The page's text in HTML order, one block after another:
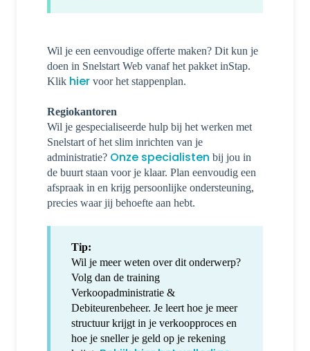
Wil je een eenvoudige offerte maken? Dit kun je
doen in Snelstart Web vanaf het pakket inStap.
Klik hier voor het stappenplan.
Regiokantoren
Wil je gespecialiseerde hulp bij het werken met
Snelstart of het slim inrichten van je
administratie? Onze specialisten bij jou in
de buurt staan voor je klaar. Plan eenvoudig een
afspraak in en krijg persoonlijke ondersteuning,
precies waar jij behoefte aan hebt.
Tip:
Wil je meer weten over dit onderwerp?
Volg dan de training
Verkoopadministratie &
Debiteurenbeheer. Je leert hoe je meer
structuur krijgt in je verkoopproces en
hoe je sneller je geld op je rekening